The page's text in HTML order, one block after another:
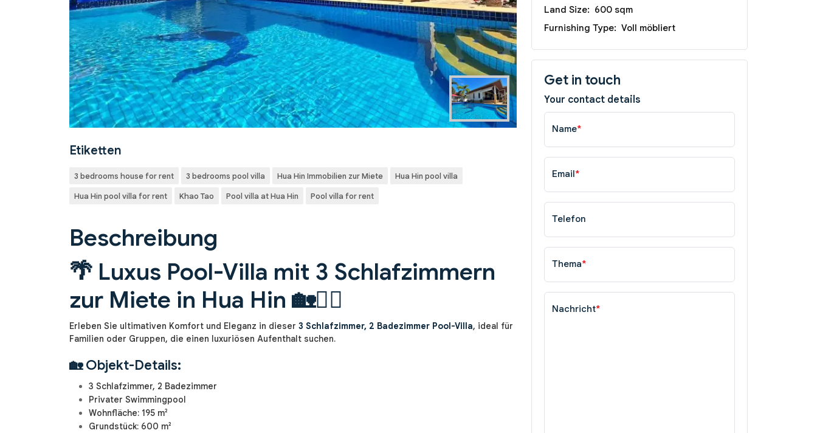
Etiketten
3 bedrooms house for rent 3 bedrooms pool villa Hua Hin Immobilien zur Miete
Hua Hin pool villa
Hua Hin pool villa for rent
Khao Tao Pool villa at Hua Hin Pool villa for rent
Beschreibung
🌴 Luxus Pool-Villa mit 3 Schlafzimmern
zur Miete in Hua Hin 🏡🏊‍♂️
Erleben Sie ultimativen Komfort und Eleganz in dieser 3 Schlafzimmer, 2 Badezimmer Pool-Villa, ideal für
Familien oder Gruppen, die einen luxuriösen Aufenthalt suchen.
🏡 Objekt-Details:
3 Schlafzimmer, 2 Badezimmer
Privater Swimmingpool
Wohnfläche: 195 m²
Grundstück: 600 m²
Land Size: 600 sqm
Furnishing Type: Voll möbliert
Get in touch
Your contact details
Name*
Email*
Telefon
Thema*
Nachricht*